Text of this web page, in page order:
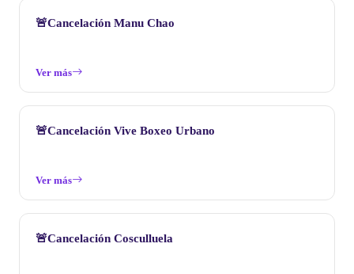
🚨Cancelación Manu Chao
Ver más
🚨Cancelación Vive Boxeo Urbano
Ver más
🚨Cancelación Cosculluela